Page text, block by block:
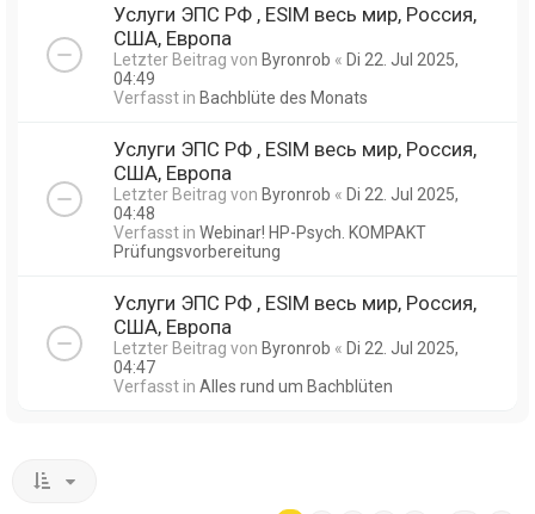
Услуги ЭПС РФ , ESIM весь мир, Россия,
США, Европа
Letzter Beitrag von Byronrob « Di 22. Jul 2025,
04:49
Verfasst in Bachblüte des Monats
Услуги ЭПС РФ , ESIM весь мир, Россия,
США, Европа
Letzter Beitrag von Byronrob « Di 22. Jul 2025,
04:48
Verfasst in Webinar! HP-Psych. KOMPAKT
Prüfungsvorbereitung
Услуги ЭПС РФ , ESIM весь мир, Россия,
США, Европа
Letzter Beitrag von Byronrob « Di 22. Jul 2025,
04:47
Verfasst in Alles rund um Bachblüten